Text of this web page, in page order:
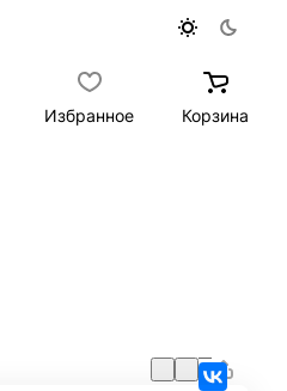
Избранное Корзина